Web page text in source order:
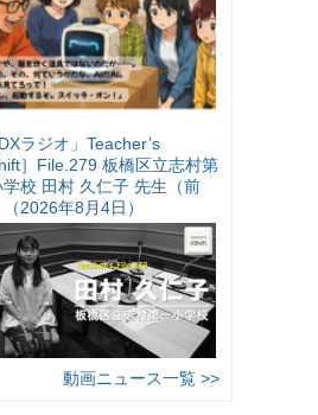
ラジオ」Teacher’s
］File.279 板橋区立志村第
学校 田村 久仁子 先生（前
2026年8月4日）
動画ニュース一覧 >>